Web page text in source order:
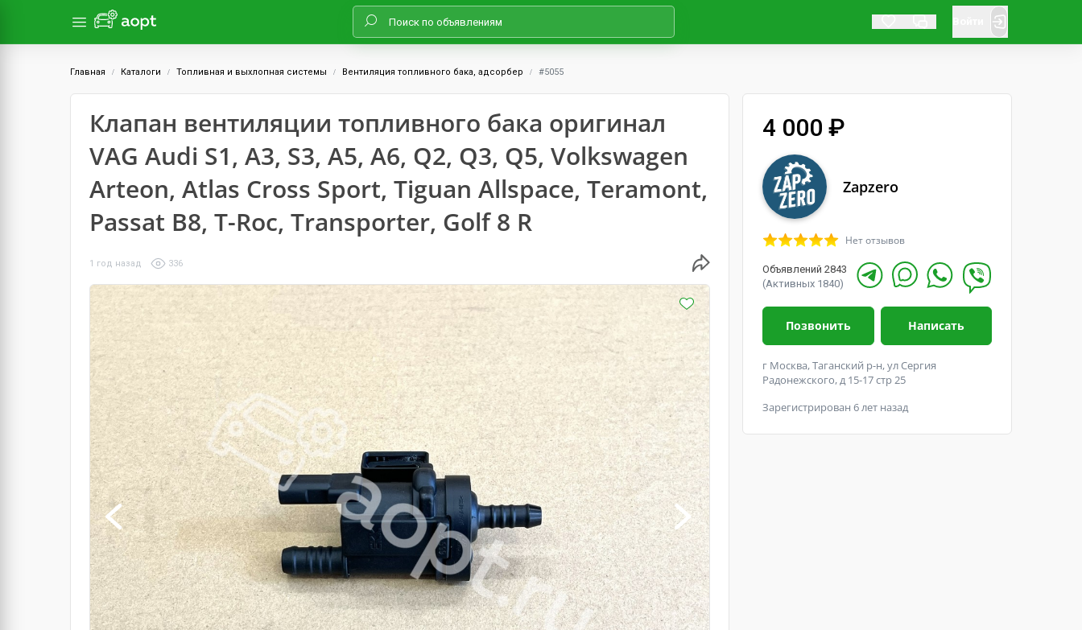
Главная Каталоги Топливная и выхлопная системы Вентиляция топливного бака, адсорбер #5055
Клапан вентиляции топливного бака оригинал
VAG Audi S1, A3, S3, A5, A6, Q2, Q3, Q5, Volkswagen
Arteon, Atlas Cross Sport, Tiguan Allspace, Teramont,
Passat B8, T-Roc, Transporter, Golf 8 R
1 год назад 336
4 000 ₽
Zapzero
Нет отзывов
Объявлений 2843
(Активных 1840)
Позвонить Написать
г Москва, Таганский р-н, ул Сергия
Радонежского, д 15-17 стр 25
Зарегистрирован 6 лет назад